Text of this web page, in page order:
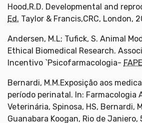
Hood,R.D. Developmental and
Ed. Taylor & Francis,CRC, London,
Andersen, M.L; Tufick, S. Animal
Ethical Biomedical Research.
Incentivo `Psicofarmacologia-
Bernardi, M.M.Exposição aos
período perinatal. In: Farmacologia
Veterinária, Spinosa, HS, Bernardi,
Guanabara Koogan, Rio de Janiero,